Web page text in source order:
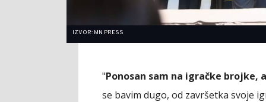
IZVOR: MN PRESS
"Ponosan sam na igračke
se bavim dugo, od završetka svoje